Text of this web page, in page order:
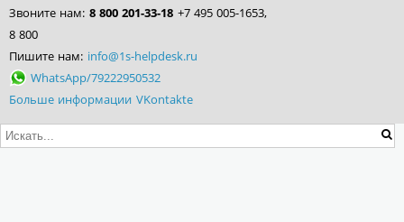
Звоните нам: 8 800 201-33-18 +7 495 005-1653,
8 800
Пишите нам: info@1s-helpdesk.ru
WhatsApp/79222950532
Больше информации VKontakte